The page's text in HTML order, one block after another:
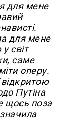
для мене
для мене
світ
саме
оперу.
Путіна
щось поза